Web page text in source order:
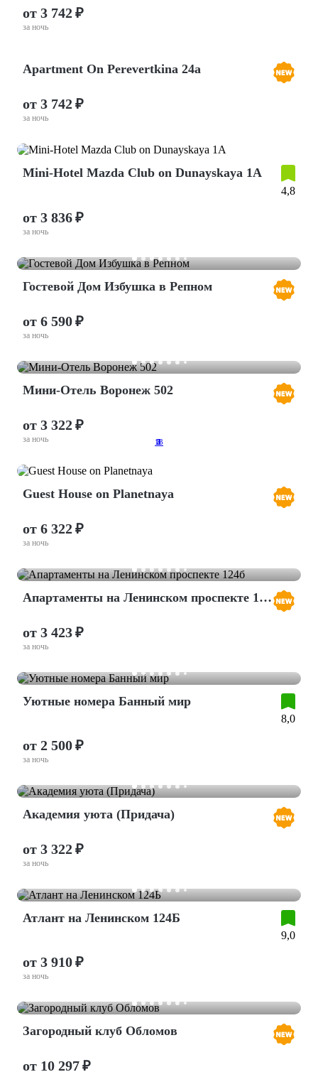
от 3 742 ₽
за ночь
Apartment On Perevertkina 24a
от 3 742 ₽
за ночь
Mini-Hotel Mazda Club on Dunayskaya 1A
4,8
от 3 836 ₽
за ночь
Гостевой Дом Избушка в Репном
от 6 590 ₽
за ночь
Мини-Отель Воронеж 502
от 3 322 ₽
за ночь
Guest House on Planetnaya
от 6 322 ₽
за ночь
Апартаменты на Ленинском проспекте 124б
от 3 423 ₽
за ночь
Уютные номера Банный мир
8,0
от 2 500 ₽
за ночь
Академия уюта (Придача)
от 3 322 ₽
за ночь
Атлант на Ленинском 124Б
9,0
от 3 910 ₽
за ночь
Загородный клуб Обломов
от 10 297 ₽
2
3
4
5
13